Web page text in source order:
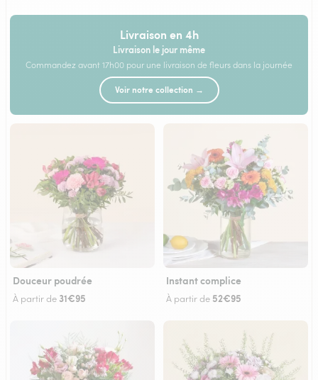
Livraison en 4h
Livraison le jour même
Commandez avant 17h00 pour une livraison de fleurs dans la journée
Voir notre collection →
Douceur poudrée
À partir de 31€95
Instant complice
À partir de 52€95